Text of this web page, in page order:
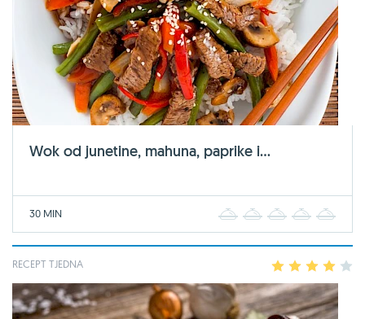
Wok od junetine, mahuna, paprike i...
30 MIN 2 3 4
RECEPT TJEDNA 2 3 4